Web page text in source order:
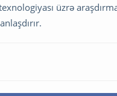
üzrə